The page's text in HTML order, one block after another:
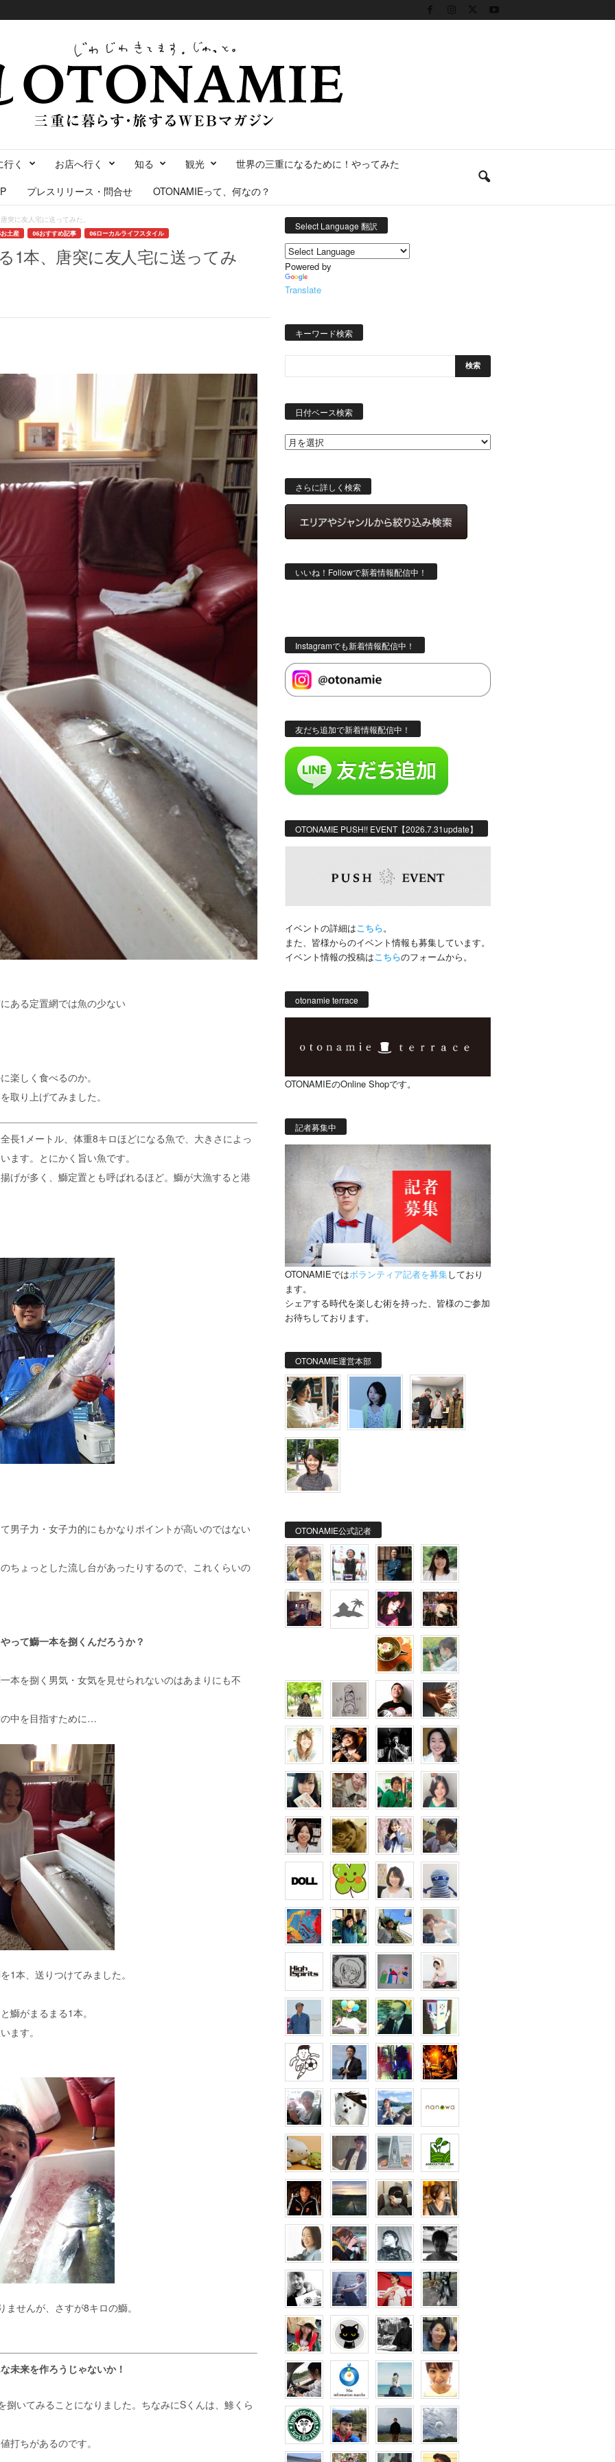
く お店へ行く 知る 観光
世界の三重になるために！やってみた
プレスリリース・問合せ OTONAMIEって、何なの？
突に友人宅に送ってみた。
土産 06おすすめ記事 06ローカルライフスタイル
1本、唐突に友人宅に送ってみ
ある定置網では魚の少ない
楽しく食べるのか。
取り上げてみました。
長1メートル、体重8キロほどになる魚で、大きさによっ
ます。とにかく旨い魚です。
げが多く、鰤定置とも呼ばれるほど。鰤が大漁すると港
男子力・女子力的にもかなりポイントが高いのではない
ちょっとした流し台があったりするので、これくらいの
って鰤一本を捌くんだろうか？
本を捌く男気・女気を見せられないのはあまりにも不
中を目指すために…
1本、送りつけてみました。
鰤がまるまる1本。
ます。
せんが、さすが8キロの鰤。
未来を作ろうじゃないか！
いてみることになりました。ちなみにSくんは、鯵くら
打ちがあるのです。
Select Language 翻訳
Powered by
Translate
キーワード検索
日付ベース検索
ス
索
さらに詳しく検索
いいね！Followで新着情報配信中！
Instagramでも新着情報配信中！
友だち追加で新着情報配信中！
OTONAMIE PUSH!! EVENT【2026.7.31update】
イベントの詳細はこちら。
また、皆様からのイベント情報も募集しています。
イベント情報の投稿はこちらのフォームから。
otonamie terrace
OTONAMIEのOnline Shopです。
記者募集中
OTONAMIEではボランティア記者を募集しており
ます。
シェアする時代を楽しむ術を持った、皆様のご参加
お待ちしております。
OTONAMIE運営本部
OTONAMIE公式記者